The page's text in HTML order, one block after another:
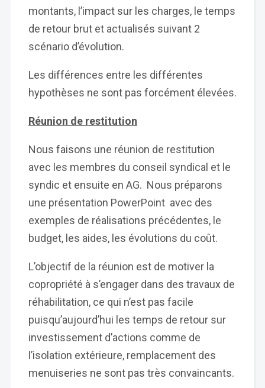
montants, l’impact sur les charges, le temps
de retour brut et actualisés suivant 2
scénario d’évolution.
Les différences entre les différentes
hypothèses ne sont pas forcément élevées.
Réunion de restitution
Nous faisons une réunion de restitution
avec les membres du conseil syndical et le
syndic et ensuite en AG. Nous préparons
une présentation PowerPoint avec des
exemples de réalisations précédentes, le
budget, les aides, les évolutions du coût.
L’objectif de la réunion est de motiver la
copropriété à s’engager dans des travaux de
réhabilitation, ce qui n’est pas facile
puisqu’aujourd’hui les temps de retour sur
investissement d’actions comme de
l’isolation extérieure, remplacement des
menuiseries ne sont pas très convaincants.